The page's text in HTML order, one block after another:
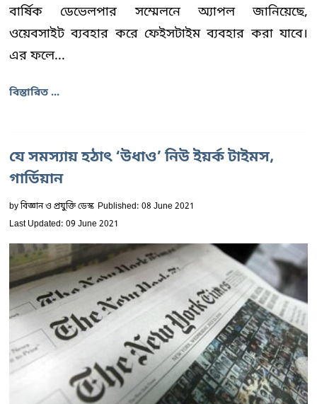
বার্ষিক ডেভেলপার সম্মেলনে অ্যাপল জানিয়েছে,
ওয়েবসাইট ব্যবহার করে ফেইসটাইম ব্যবহার করা যাবে।
এর ফলে...
বিস্তারিত ...
যে সমস্যায় হঠাৎ ‘উধাও’ নিউ ইয়র্ক টাইমস,
গার্ডিয়ান
byবিজ্ঞান ও প্রযুক্তি ডেস্ক Published: 08 June 2021
Last Updated: 09 June 2021